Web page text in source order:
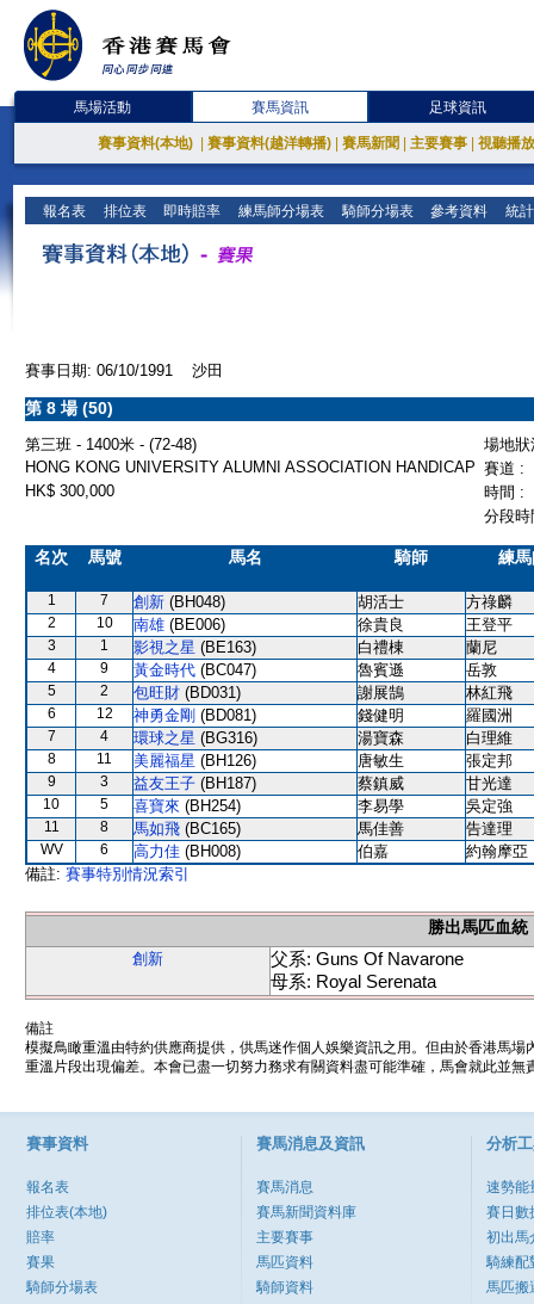
馬場活動 賽馬資訊 足球資訊
賽事資料(本地) 賽事資料(越洋轉播) 賽馬新聞 主要賽事 視聽播
報名表 排位表 即時賠率 練馬師分場表 騎師分場表 參考資料 統
賽事日期: 06/10/1991 沙田
第 8 場 (50)
第三班 - 1400米 - (72-48)
場地
HONG KONG UNIVERSITY ALUMNI ASSOCIATION HANDICAP 賽道 :
HK$ 300,000
時間 :
分段
名次 馬號 馬名 騎師 練
1 7 創新 (BH048) 胡活士 方祿麟
2 10 南雄 (BE006) 徐貴良 王登平
3 1 影視之星 (BE163) 白禮棟 蘭尼
4 9 黃金時代 (BC047) 魯賓遜 岳敦
5 2 包旺財 (BD031) 謝展鵠 林紅飛
6 12 神勇金剛 (BD081) 錢健明 羅國洲
7 4 環球之星 (BG316) 湯寶森 白理維
8 11 美麗福星 (BH126) 唐敏生 張定邦
9 3 益友王子 (BH187) 蔡鎮威 甘光達
10 5 喜寶來 (BH254) 李易學 吳定強
11 8 馬如飛 (BC165) 馬佳善 告達理
WV 6 高力佳 (BH008) 伯嘉
約翰摩亞
備註: 賽事特別情況索引
勝出馬匹血統
創新
父系: Guns Of Navarone
母系: Royal Serenata
備註
模擬鳥瞰重溫由特約供應商提供，供馬迷作個人娛樂資訊之用。但由於香港馬
重溫片段出現偏差。本會已盡一切努力務求有關資料盡可能準確，馬會就此並
賽事資料
報名表
排位表(本地)
賠率
賽果
騎師分場表
賽馬消息及資訊
賽馬消息
賽馬新聞資料庫
主要賽事
馬匹資料
騎師資料
分析
速勢能
賽日數
初出馬
騎練配
馬匹搬